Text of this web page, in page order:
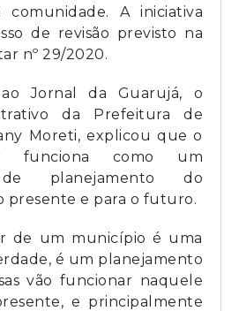
comunidade. A iniciativa
de revisão previsto na
nº 29/2020.
Jornal da Guarujá, o
da Prefeitura de
Moreti, explicou que o
funciona como um
planejamento do
presente e para o futuro.
de um município é uma
é um planejamento
vão funcionar naquele
e principalmente